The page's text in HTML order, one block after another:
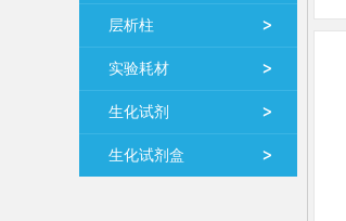
层析柱
实验耗材
生化试剂
生化试剂盒